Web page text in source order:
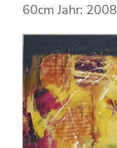
60cm Jahr: 2008